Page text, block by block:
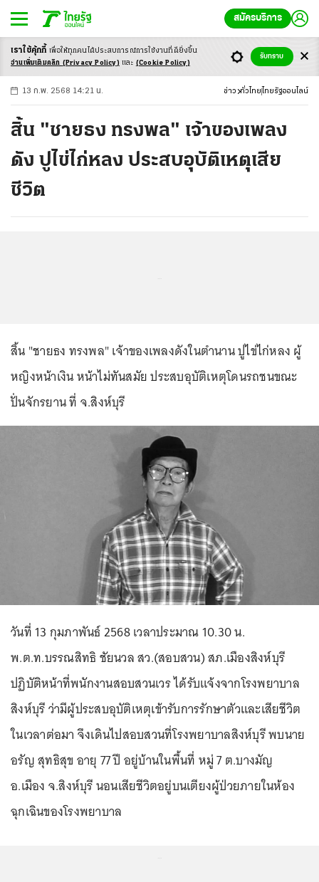
สมัครบริการ
-ก ก ก+
13 ก.พ. 2568 14:21 น. ข่าว ทั่วไทย ไทยรัฐออนไลน์
สิ้น "ชายธง ทรงพล" เจ้าของเพลง
ดัง ปูไข่ไก่หลง ประสบอุบัติเหตุเสีย
ชีวิต
สิ้น "ชายธง ทรงพล" เจ้าของเพลงดังในตำนาน ปูไข่ไก่หลง ผู้
หญิงหน้าเงิน หน้าไม่ทันสมัย ประสบอุบัติเหตุโดนรถชนขณะ
ปั่นจักรยาน ที่ จ.สิงห์บุรี
วันที่ 13 กุมภาพันธ์ 2568 เวลาประมาณ 10.30 น.
พ.ต.ท.บรรณสิทธิ ชัยนวล สว.(สอบสวน) สภ.เมืองสิงห์บุรี
ปฏิบัติหน้าที่พนักงานสอบสวนเวร ได้รับแจ้งจากโรงพยาบาล
สิงห์บุรี ว่ามีผู้ประสบอุบัติเหตุเข้ารับการรักษาตัวและเสียชีวิต
ในเวลาต่อมา จึงเดินไปสอบสวนที่โรงพยาบาลสิงห์บุรี พบนาย
อรัญ สุทธิสุข อายุ 77 ปี อยู่บ้านในพื้นที่ หมู่ 7 ต.บางมัญ
อ.เมือง จ.สิงห์บุรี นอนเสียชีวิตอยู่บนเตียงผู้ป่วยภายในห้อง
ฉุกเฉินของโรงพยาบาล
เราใช้คุ้กกี้ เพื่อให้ทุกคนได้ประสบการณ์การใช้งานที่ดียิ่งขึ้น
อ่านเพิ่มเติมคลิก (Privacy Policy) และ (Cookie Policy)
รับทราบ